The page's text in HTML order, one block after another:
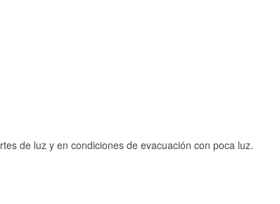
de luz y en condiciones de evacuación con poca luz.